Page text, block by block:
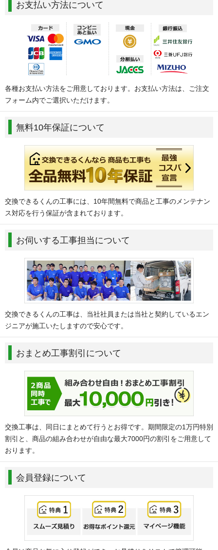
お支払い方法について
各種お支払い方法をご用意しております。お支払い方法は、ご注文
フォーム内でご選択いただけます。
無料10年保証について
交換できるくんの工事には、10年間無料で商品と工事のメンテナン
ス対応を行う保証が含まれております。
お伺いする工事担当について
交換できるくんの工事は、当社社員または当社と契約しているエン
ジニアが施工いたしますので安心です。
おまとめ工事割引について
交換工事は、同日にまとめて行うとお得です。期間限定の1万円特別
割引と、商品の組み合わせが自由な最大7000円の割引をご用意して
おります。
会員登録について